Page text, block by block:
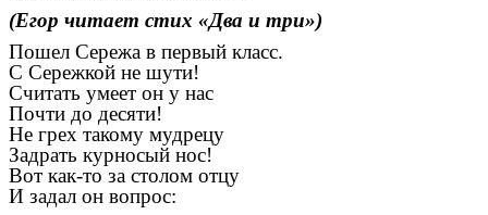
(Егор читает стих «Два и три»)
Пошел Сережа в первый класс.
С Сережкой не шути!
Считать умеет он у нас
Почти до десяти!
Не грех такому мудрецу
Задрать курносый нос!
Вот как-то за столом отцу
И задал он вопрос: